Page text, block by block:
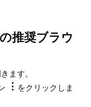
推奨ブラウ
ます。
︙ をクリックしま